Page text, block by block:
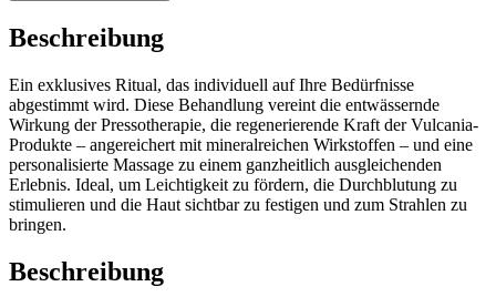
Beschreibung
Ein exklusives Ritual, das individuell auf Ihre Bedürfnisse
abgestimmt wird. Diese Behandlung vereint die entwässernde
Wirkung der Pressotherapie, die regenerierende Kraft der Vulcania-
Produkte – angereichert mit mineralreichen Wirkstoffen – und eine
personalisierte Massage zu einem ganzheitlich ausgleichenden
Erlebnis. Ideal, um Leichtigkeit zu fördern, die Durchblutung zu
stimulieren und die Haut sichtbar zu festigen und zum Strahlen zu
bringen.
Beschreibung